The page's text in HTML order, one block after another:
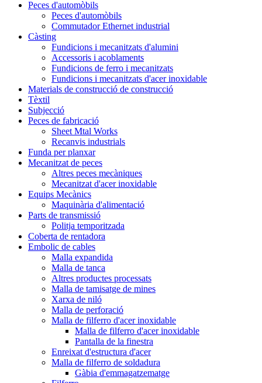
Peces d'automòbils
Peces d'automòbils
Commutador Ethernet industrial
Càsting
Fundicions i mecanitzats d'alumini
Accessoris i acoblaments
Fundicions de ferro i mecanitzats
Fundicions i mecanitzats d'acer inoxidable
Materials de construcció de construcció
Tèxtil
Subjecció
Peces de fabricació
Sheet Mtal Works
Recanvis industrials
Funda per planxar
Mecanitzat de peces
Altres peces mecàniques
Mecanitzat d'acer inoxidable
Equips Mecànics
Maquinària d'alimentació
Parts de transmissió
Politja temporitzada
Coberta de rentadora
Embolic de cables
Malla expandida
Malla de tanca
Altres productes processats
Malla de tamisatge de mines
Xarxa de niló
Malla de perforació
Malla de filferro d'acer inoxidable
Malla de filferro d'acer inoxidable
Pantalla de la finestra
Enreixat d'estructura d'acer
Malla de filferro de soldadura
Gàbia d'emmagatzematge